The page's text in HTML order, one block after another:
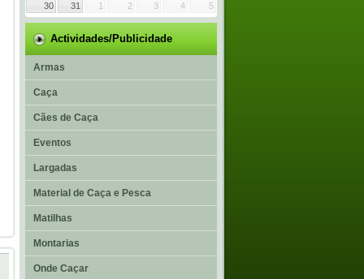
30
31 1 2 3 4 5
Actividades/Publicidade
Armas
Caça
Cães de Caça
Eventos
Largadas
Material de Caça e Pesca
Matilhas
Montarias
Onde Caçar